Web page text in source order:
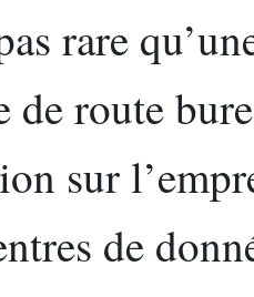
rare
de route
sur
de